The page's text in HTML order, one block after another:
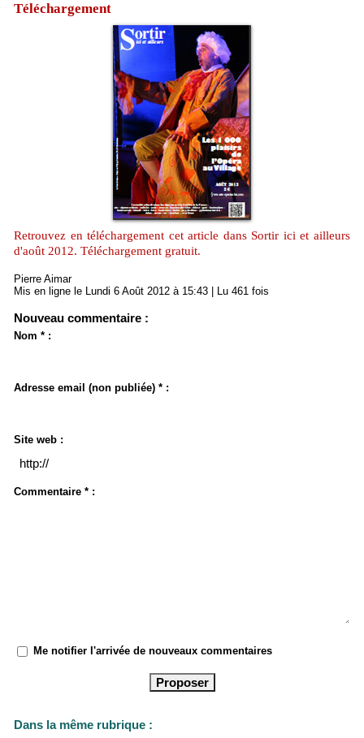
Téléchargement
Retrouvez en téléchargement cet article dans Sortir ici et ailleurs
d'août 2012. Téléchargement gratuit.
Pierre Aimar
Mis en ligne le Lundi 6 Août 2012 à 15:43 | Lu 461 fois
Nouveau commentaire :
Nom * :
Adresse email (non publiée) * :
Site web :
Commentaire * :
Me notifier l'arrivée de nouveaux commentaires
Dans la même rubrique :